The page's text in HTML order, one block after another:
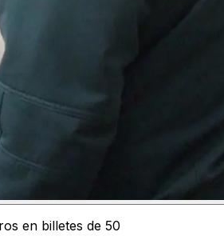
en billetes de 50